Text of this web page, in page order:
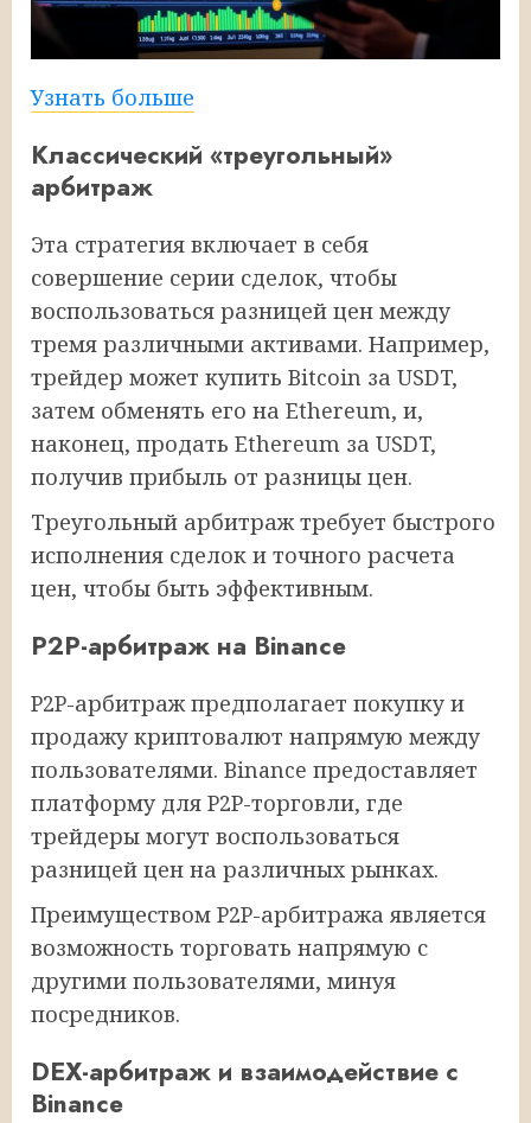
Узнать больше
Классический «треугольный»
арбитраж
Эта стратегия включает в себя
совершение серии сделок, чтобы
воспользоваться разницей цен между
тремя различными активами. Например,
трейдер может купить Bitcoin за USDT,
затем обменять его на Ethereum, и,
наконец, продать Ethereum за USDT,
получив прибыль от разницы цен.
Треугольный арбитраж требует быстрого
исполнения сделок и точного расчета
цен, чтобы быть эффективным.
P2P-арбитраж на Binance
P2P-арбитраж предполагает покупку и
продажу криптовалют напрямую между
пользователями. Binance предоставляет
платформу для P2P-торговли, где
трейдеры могут воспользоваться
разницей цен на различных рынках.
Преимуществом P2P-арбитража является
возможность торговать напрямую с
другими пользователями, минуя
посредников.
DEX-арбитраж и взаимодействие с
Binance